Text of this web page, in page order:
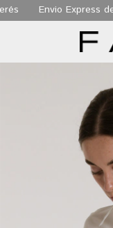
Envio Express de